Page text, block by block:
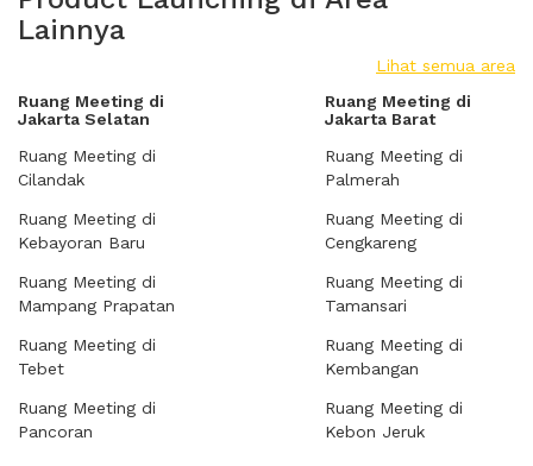
Lainnya
Lihat semua area
Ruang Meeting di
Jakarta Selatan
Ruang Meeting di
Cilandak
Ruang Meeting di
Kebayoran Baru
Ruang Meeting di
Mampang Prapatan
Ruang Meeting di
Tebet
Ruang Meeting di
Pancoran
Ruang Meeting di
Jakarta Barat
Ruang Meeting di
Palmerah
Ruang Meeting di
Cengkareng
Ruang Meeting di
Tamansari
Ruang Meeting di
Kembangan
Ruang Meeting di
Kebon Jeruk